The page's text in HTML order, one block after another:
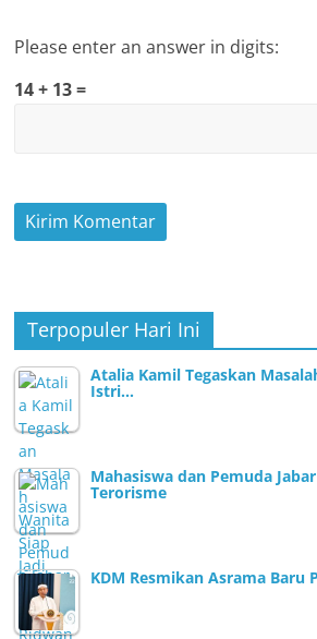
Please enter an answer in digits:
14 + 13 =
Terpopuler Hari Ini
Atalia Kamil Tegaskan
Istri…
Mahasiswa dan Pemuda
Terorisme
KDM Resmikan Asrama Baru